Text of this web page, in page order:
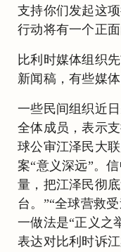
支持你们发起这
行动将有一个正面
比利时媒体组织
新闻稿，有些媒
一些民间组织近
全体成员，表示
球公审江泽民大
案“意义深远”。
量，把江泽民彻
台。”“全球营救
一做法是“正义之
表达对比利时诉